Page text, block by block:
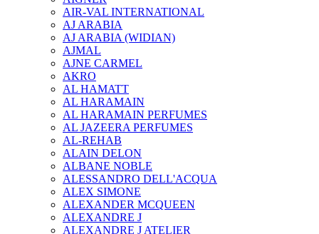
AIR-VAL INTERNATIONAL
AJ ARABIA
AJ ARABIA (WIDIAN)
AJMAL
AJNE CARMEL
AKRO
AL HAMATT
AL HARAMAIN
AL HARAMAIN PERFUMES
AL JAZEERA PERFUMES
AL-REHAB
ALAIN DELON
ALBANE NOBLE
ALESSANDRO DELL'ACQUA
ALEX SIMONE
ALEXANDER MCQUEEN
ALEXANDRE J
ALEXANDRE J ATELIER